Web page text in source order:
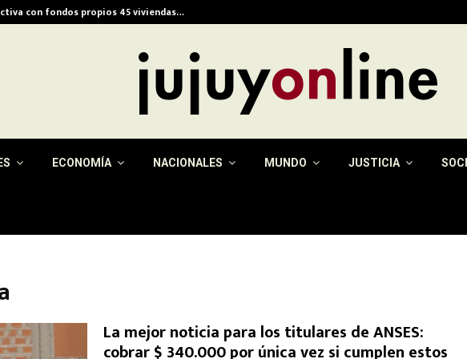
con fondos propios 45 viviendas…
ECONOMÍA NACIONALES MUNDO JUSTICIA
La mejor noticia para los titulares de ANSES:
cobrar $ 340.000 por única vez si cumplen estos